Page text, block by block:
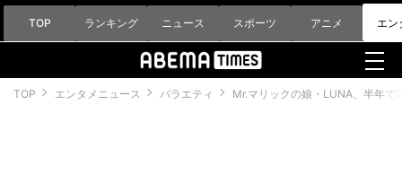
TOP ランキング ニュース スポーツ アニメ エン
TOP エンタメニュース バラエティ Mr.マリックの娘・LUNA、半年